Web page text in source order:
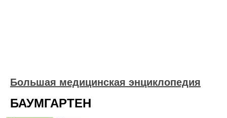
Большая медицинская энциклопедия
БАУМГАРТЕН